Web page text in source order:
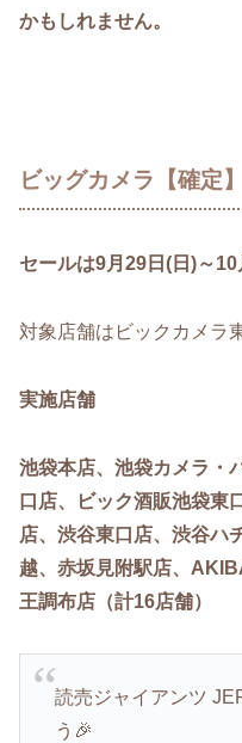
かもしれません。
ビッグカメラ【確定】
セールは9月29日(日)～10
対象店舗はビックカメラ
実施店舗
池袋本店、池袋カメラ・
口店、ビック酒販池袋東
店、渋谷東口店、渋谷ハ
越、赤坂見附駅店、
王調布店（計16店舗）
読売ジャイアンツ
う🎉